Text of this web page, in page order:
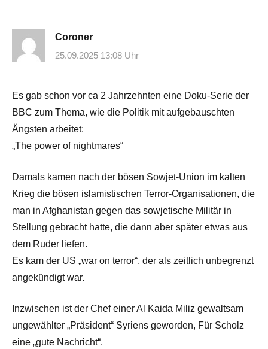
Coroner
25.09.2025 13:08 Uhr
Es gab schon vor ca 2 Jahrzehnten eine Doku-Serie der
BBC zum Thema, wie die Politik mit aufgebauschten
Ängsten arbeitet:
„The power of nightmares“
Damals kamen nach der bösen Sowjet-Union im kalten
Krieg die bösen islamistischen Terror-Organisationen, die
man in Afghanistan gegen das sowjetische Militär in
Stellung gebracht hatte, die dann aber später etwas aus
dem Ruder liefen.
Es kam der US „war on terror“, der als zeitlich unbegrenzt
angekündigt war.
Inzwischen ist der Chef einer Al Kaida Miliz gewaltsam
ungewählter „Präsident“ Syriens geworden, Für Scholz
eine „gute Nachricht“.